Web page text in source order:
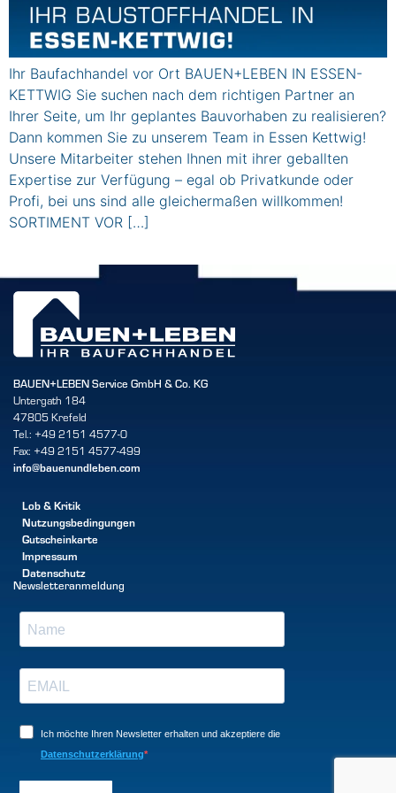
Ihr Baufachhandel vor Ort BAUEN+LEBEN IN ESSEN-
KETTWIG Sie suchen nach dem richtigen Partner an
Ihrer Seite, um Ihr geplantes Bauvorhaben zu realisieren?
Dann kommen Sie zu unserem Team in Essen Kettwig!
Unsere Mitarbeiter stehen Ihnen mit ihrer geballten
Expertise zur Verfügung – egal ob Privatkunde oder
Profi, bei uns sind alle gleichermaßen willkommen!
SORTIMENT VOR […]
BAUEN+LEBEN Service GmbH & Co. KG
Untergath 184
47805 Krefeld
Tel.: +49 2151 4577-0
Fax: +49 2151 4577-499
info@bauenundleben.com
Lob & Kritik
Nutzungsbedingungen
Gutscheinkarte
Impressum
Datenschutz
Newsletteranmeldung
Ich möchte Ihren Newsletter erhalten und akzeptiere die
Datenschutzerklärung